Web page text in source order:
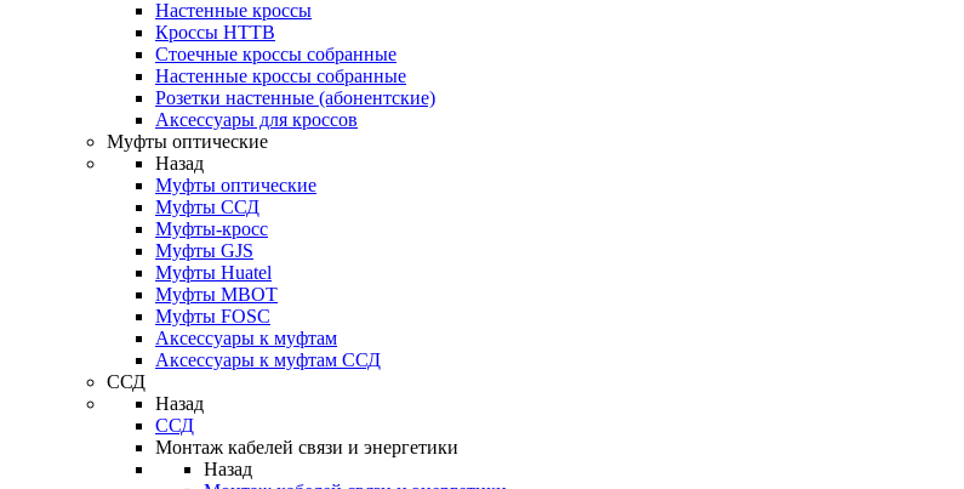
Настенные кроссы
Кроссы HTTB
Стоечные кроссы собранные
Настенные кроссы собранные
Розетки настенные (абонентские)
Аксессуары для кроссов
Муфты оптические
Назад
Муфты оптические
Муфты ССД
Муфты-кросс
Муфты GJS
Муфты Huatel
Муфты МВОТ
Муфты FOSC
Аксессуары к муфтам
Аксессуары к муфтам ССД
ССД
Назад
ССД
Монтаж кабелей связи и энергетики
Назад